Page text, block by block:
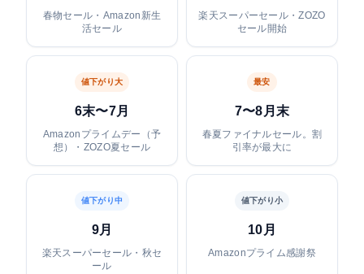
春物セール・Amazon新生
活セール
楽天スーパーセール・ZOZO
セール開始
値下がり大
6末〜7月
Amazonプライムデー（予
想）・ZOZO夏セール
最安
7〜8月末
春夏ファイナルセール。割
引率が最大に
値下がり中
9月
楽天スーパーセール・秋セ
ール
値下がり小
10月
Amazonプライム感謝祭